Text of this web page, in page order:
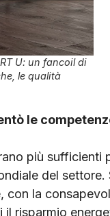
U: un fancoil di
le qualità
le
più sufficienti
del settore.
con la
risparmio